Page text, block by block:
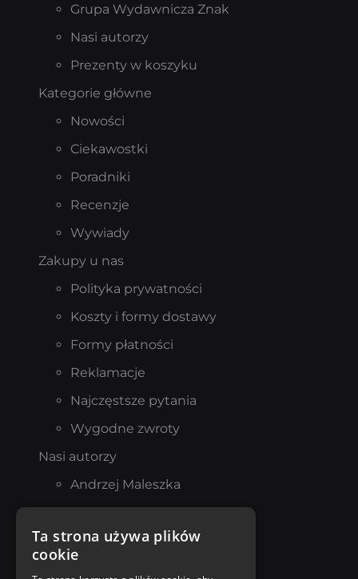
Grupa Wydawnicza Znak
Nasi autorzy
Prezenty w koszyku
Kategorie główne
Nowości
Ciekawostki
Poradniki
Recenzje
Wywiady
Zakupy u nas
Polityka prywatności
Koszty i formy dostawy
Formy płatności
Reklamacje
Najczęstsze pytania
Wygodne zwroty
Nasi autorzy
Andrzej Maleszka
Norman Davies
Ta strona używa plików
cookie